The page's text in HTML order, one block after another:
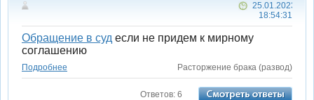
25.01.2023
18:54:31
Обращение в суд если не придем к мирному
соглашению
Подробнее Расторжение брака (развод)
Ответов: 6